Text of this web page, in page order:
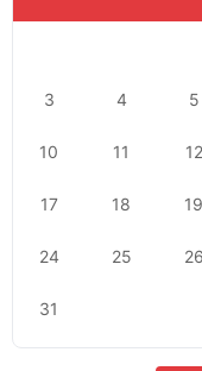
3 4 5
10 11 12
17 18 19
24 25 26
31